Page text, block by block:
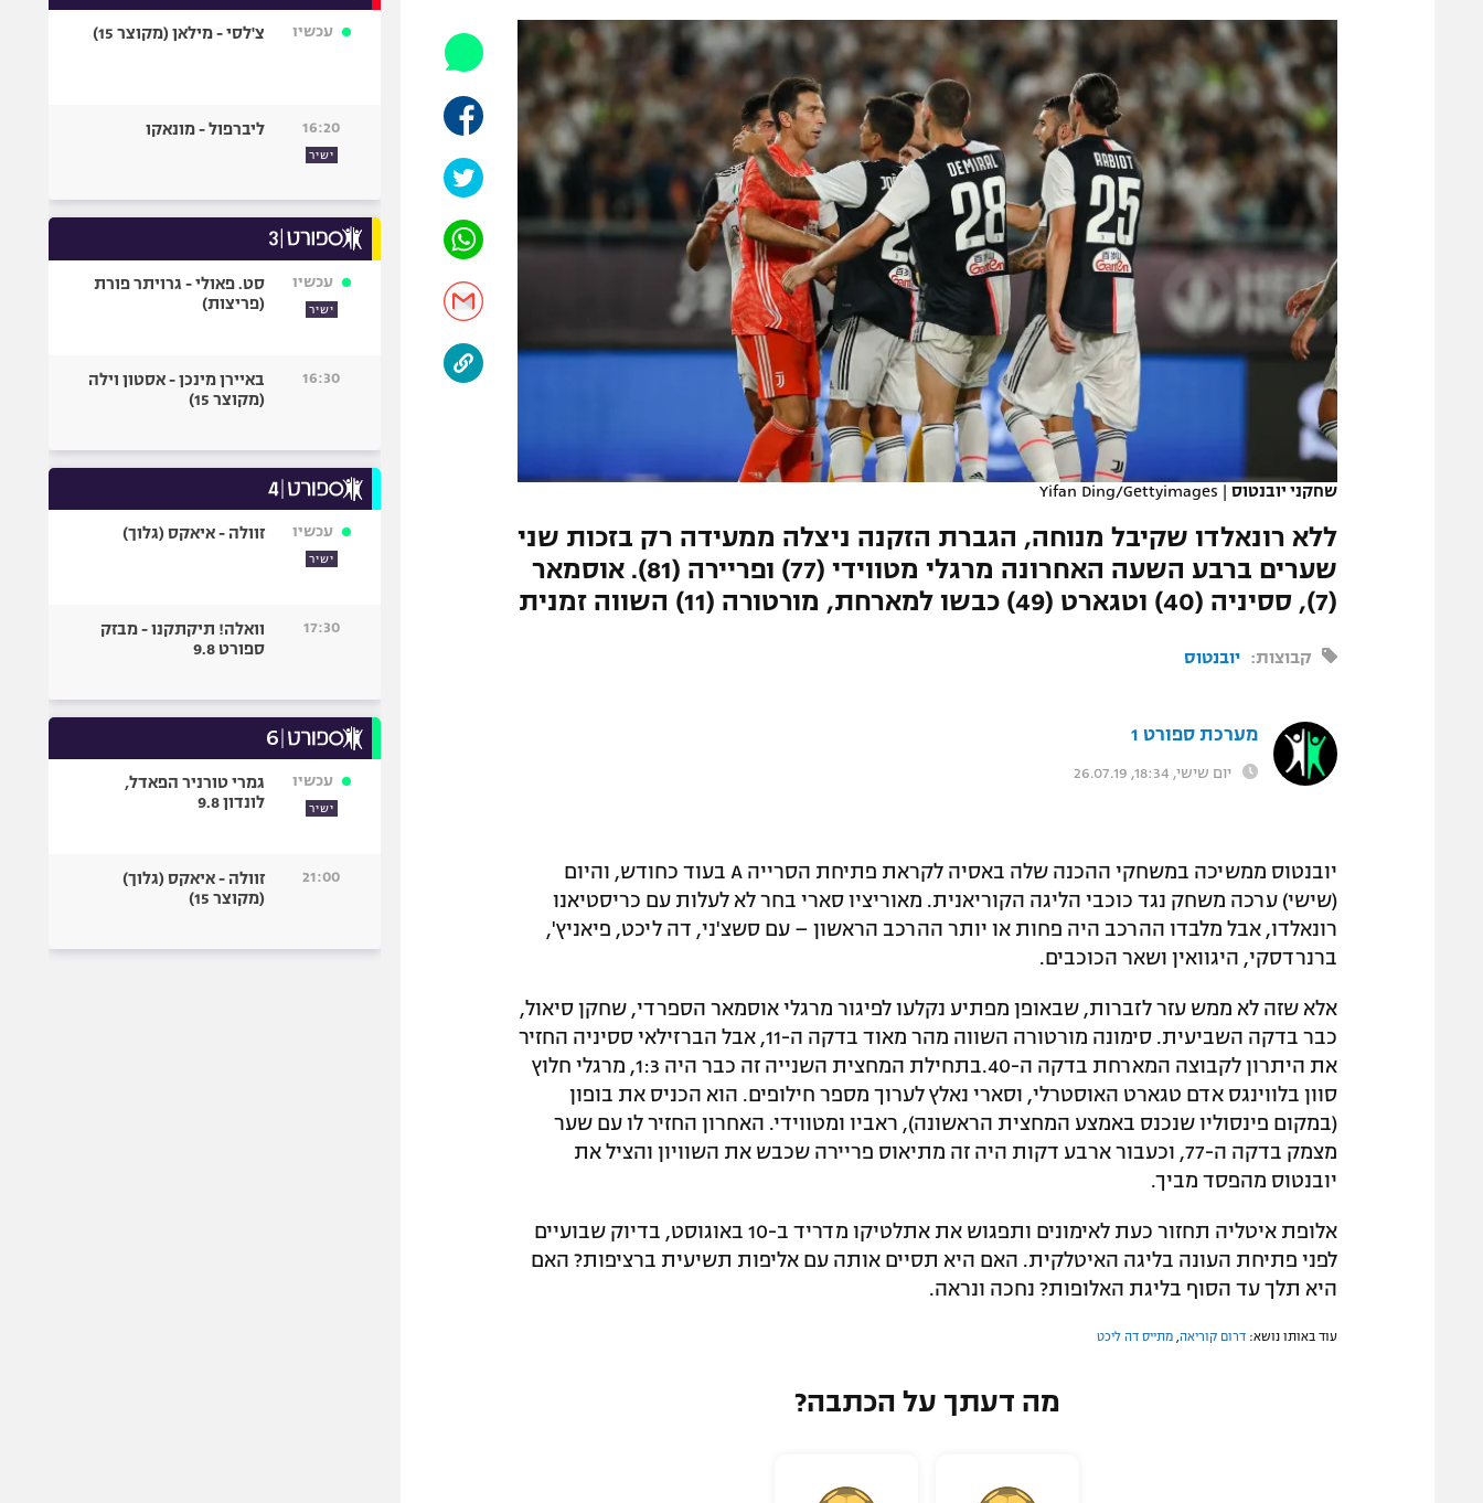
תקנון משתתפים וזוכים בפרסים
תקנון עבור פעילות אלקטרה
תקנון עבור פעילות ספורט 1 – "מרלן"
גיימינג E-Sports
תנאי שימוש
מדיניות פרטיות
תקנון פעילות ספורט 1
רשיון להקרנה פומבית לבית עסק
הצטרפות לחבילת הערוצים
לוח דרושים – ג'ובנט
תגיות
המגזין
הפועל תל אביב
הפועל חיפה
הפועל באר שבע
מכבי נתניה
בני יהודה
ליגה סינית
ליגה ברזילאית
ליגות נוספות
פוטבול אמריקאי NFL
אומנויות לחימה
גיימינג E-Sports
שחקני יובנטוס |
Yifan Ding/Gettyimages
ללא רונאלדו שקיבל מנוחה, הגברת הזקנה ניצלה ממעידה רק בזכות שני
שערים ברבע השעה האחרונה מרגלי מטווידי (77) ופריירה (81). אוסמאר
(7), ססיניה (40) וטגארט (49) כבשו למארחת, מורטורה (11) השווה זמנית
קבוצות: יובנטוס
מערכת ספורט 1
יום שישי, 18:34, 26.07.19
יובנטוס ממשיכה במשחקי ההכנה שלה באסיה לקראת פתיחת הסרייה A בעוד כחודש, והיום
(שישי) ערכה משחק נגד כוכבי הליגה הקוריאנית. מאוריציו סארי בחר לא לעלות עם כריסטיאנו
רונאלדו, אבל מלבדו ההרכב היה פחות או יותר ההרכב הראשון – עם סשצ'ני, דה ליכט, פיאניץ',
ברנרדסקי, היגוואין ושאר הכוכבים.
אלא שזה לא ממש עזר לזברות, שבאופן מפתיע נקלעו לפיגור מרגלי אוסמאר הספרדי, שחקן סיאול,
כבר בדקה השביעית. סימונה מורטורה השווה מהר מאוד בדקה ה-11, אבל הברזילאי ססיניה החזיר
את היתרון לקבוצה המארחת בדקה ה-40.בתחילת המחצית השנייה זה כבר היה 1:3, מרגלי חלוץ
סוון בלווינגס אדם טגארט האוסטרלי, וסארי נאלץ לערוך מספר חילופים. הוא הכניס את בופון
(במקום פינסוליו שנכנס באמצע המחצית הראשונה), ראביו ומטווידי. האחרון החזיר לו עם שער
מצמק בדקה ה-77, וכעבור ארבע דקות היה זה מתיאוס פריירה שכבש את השוויון והציל את
יובנטוס מהפסד מביך.
אלופת איטליה תחזור כעת לאימונים ותפגוש את אתלטיקו מדריד ב-10 באוגוסט, בדיוק שבועיים
לפני פתיחת העונה בליגה האיטלקית. האם היא תסיים אותה עם אליפות תשיעית ברציפות? האם
היא תלך עד הסוף בליגת האלופות? נחכה ונראה.
עוד באותו נושא: דרום קוריאה מתייס דה ליכט
מה דעתך על הכתבה?
עכשיו צ'לסי - מילאן (מקוצר 15)
16:20
ישיר
ליברפול - מונאקו
עכשיו
ישיר
סט. פאולי - גרויתר פורת
(פריצות)
16:30
באיירן מינכן - אסטון וילה
(מקוצר 15)
עכשיו
ישיר
זוולה - איאקס (גלוך)
17:30
וואלה! תיקתקנו - מבזק
ספורט 9.8
עכשיו
ישיר
גמרי טורניר הפאדל,
לונדון 9.8
21:00
זוולה - איאקס (גלוך)
(מקוצר 15)